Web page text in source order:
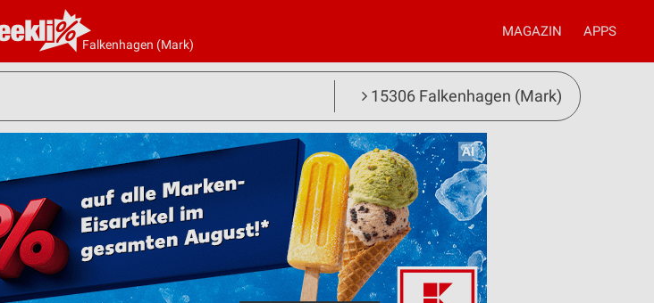
Falkenhagen (Mark)
MAGAZIN APPS
15306 Falkenhagen (Mark)